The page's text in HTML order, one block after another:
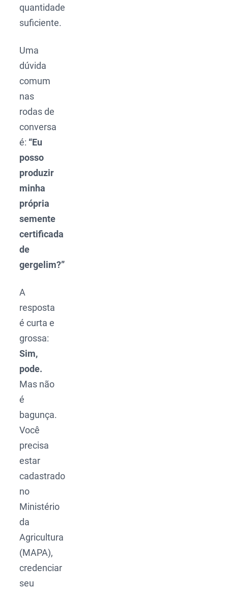
quantidade
suficiente.
Uma
dúvida
comum
nas
rodas de
conversa
é: “Eu
posso
produzir
minha
própria
semente
certificada
de
gergelim?”
A
resposta
é curta e
grossa:
Sim,
pode.
Mas não
é
bagunça.
Você
precisa
estar
cadastrado
no
Ministério
da
Agricultura
(MAPA),
credenciar
seu